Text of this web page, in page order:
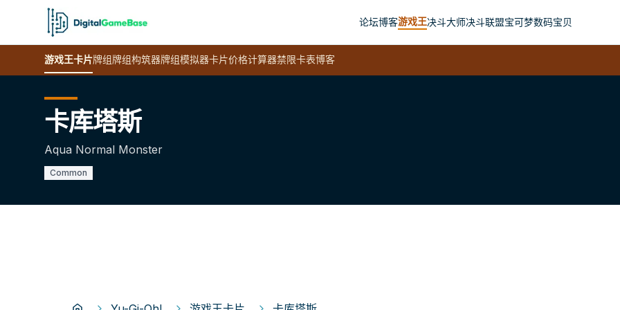
论坛博客游戏王决斗大师决斗联盟宝可梦数码宝贝
游戏王卡片牌组牌组构筑器牌组模拟器卡片价格计算器禁限卡表博客
卡库塔斯
Aqua Normal Monster
Common